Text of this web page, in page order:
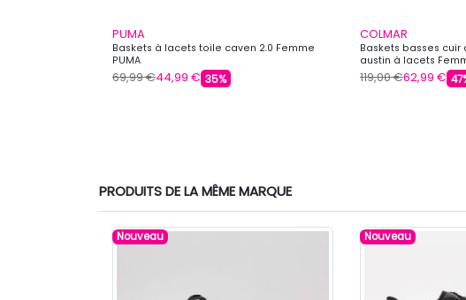
PUMA
Baskets à lacets toile caven 2.0 Femme
PUMA
69,99 €44,99 € 35%
COLMAR
Baskets basses
austin à lacets
119,00 €62,99 €
PRODUITS DE LA MÊME MARQUE
Nouveau Nouveau